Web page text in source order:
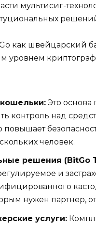
мультисиг-
как швейцарский
уровнем
Это
контроль над
повышает
человек.
решения (BitGo
и
нужен партнер,
услуги: